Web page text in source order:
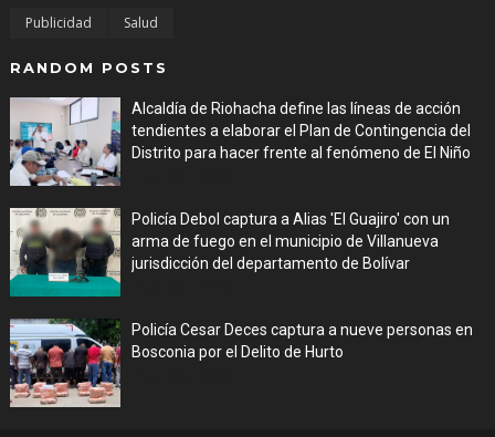
Publicidad Salud
RANDOM POSTS
Alcaldía de Riohacha define las líneas de acción
tendientes a elaborar el Plan de Contingencia del
Distrito para hacer frente al fenómeno de El Niño
Policía Debol captura a Alias 'El Guajiro' con un
arma de fuego en el municipio de Villanueva
jurisdicción del departamento de Bolívar
Policía Cesar Deces captura a nueve personas en
Bosconia por el Delito de Hurto